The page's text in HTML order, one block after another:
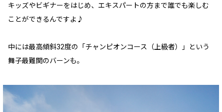
キッズやビギナーをはじめ、エキスパートの方まで誰でも楽しむ
ことができるんですよ♪
中には最高傾斜32度の「チャンピオンコース（上級者）」という
舞子最難関のバーンも。